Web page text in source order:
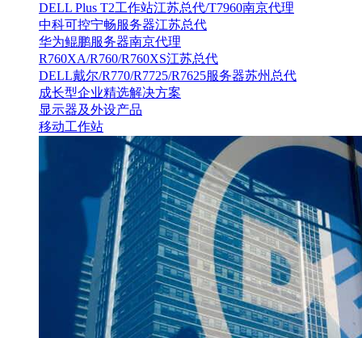
DELL Plus T2工作站江苏总代/T7960南京代理
中科可控宁畅服务器江苏总代
华为鲲鹏服务器南京代理
R760XA/R760/R760XS江苏总代
DELL戴尔/R770/R7725/R7625服务器苏州总代
成长型企业精选解决方案
显示器及外设产品
移动工作站